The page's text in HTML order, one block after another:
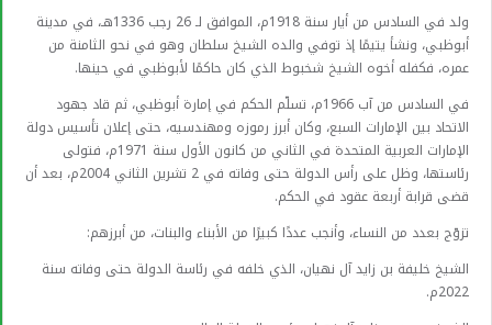
ولد في السادس من أيار سنة 1918م، الموافق لـ 26 رجب 1336هـ، في مدينة
أبوظبي، ونشأ يتيمًا إذ توفي والده الشيخ سلطان وهو في نحو الثامنة من
عمره، فكفله أخوه الشيخ شخبوط الذي كان حاكمًا لأبوظبي في حينها.
في السادس من آب 1966م، تسلّم الحكم في إمارة أبوظبي، ثم قاد جهود
الاتحاد بين الإمارات السبع، وكان أبرز رموزه ومهندسيه، حتى إعلان تأسيس دولة
الإمارات العربية المتحدة في الثاني من كانون الأول سنة 1971م، فتولى
رئاستها، وظل على رأس الدولة حتى وفاته في 2 تشرين الثاني 2004م، بعد أن
قضى قرابة أربعة عقود في الحكم.
تزوّج بعدد من النساء، وأنجب عددًا كبيرًا من الأبناء والبنات، من أبرزهم:
الشيخ خليفة بن زايد آل نهيان، الذي خلفه في رئاسة الدولة حتى وفاته سنة
2022م.